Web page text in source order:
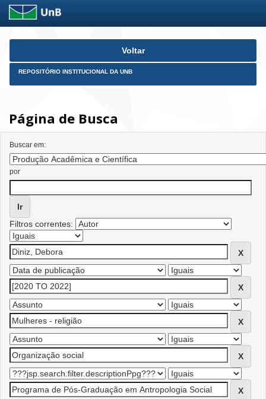
Skip
Voltar
REPOSITÓRIO INSTITUCIONAL DA UNB
Página de Busca
Buscar em:
por
Filtros correntes: